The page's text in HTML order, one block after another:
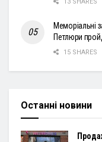
Меморіальні
Петлюри
15 SHARES
Останні новини